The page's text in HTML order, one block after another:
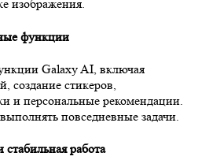
изображения.
функции
Galaxy AI, включая
создание стикеров,
и персональные рекомендации.
повседневные задачи.
работа